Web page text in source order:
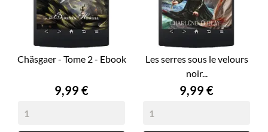
Chäsgaer - Tome 2 - Ebook
Prix
9,99 €
Les serres sous le velours
noir...
Prix
9,99 €